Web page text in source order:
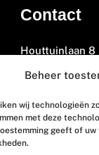
Beheer
wij technologieën
met deze
geeft of
Contact
Houttuinlaan 8
3447 GM
(0348) 405 200
Privacy,